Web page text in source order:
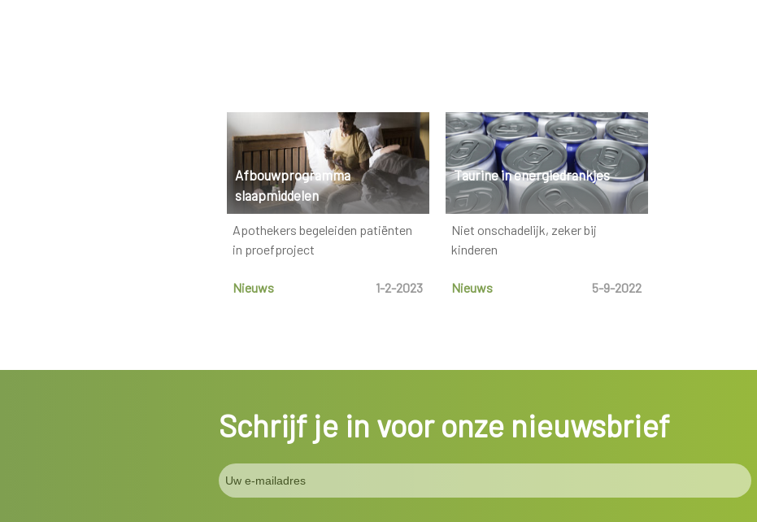
Afbouwprogramma
slaapmiddelen
Apothekers begeleiden patiënten
in proefproject
Nieuws 1-2-2023
Taurine in energiedrankjes
Niet onschadelijk, zeker bij
kinderen
Nieuws 5-9-2022
Schrijf je in voor onze nieuwsbrief